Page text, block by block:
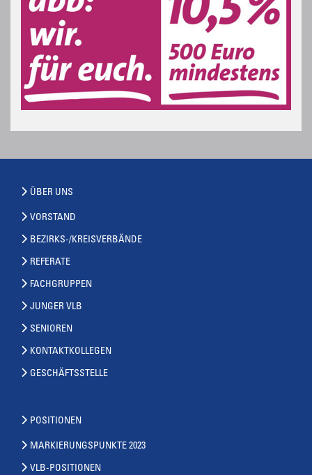
ÜBER UNS
VORSTAND
BEZIRKS-/KREISVERBÄNDE
REFERATE
FACHGRUPPEN
JUNGER VLB
SENIOREN
KONTAKTKOLLEGEN
GESCHÄFTSSTELLE
POSITIONEN
MARKIERUNGSPUNKTE 2023
VLB-POSITIONEN